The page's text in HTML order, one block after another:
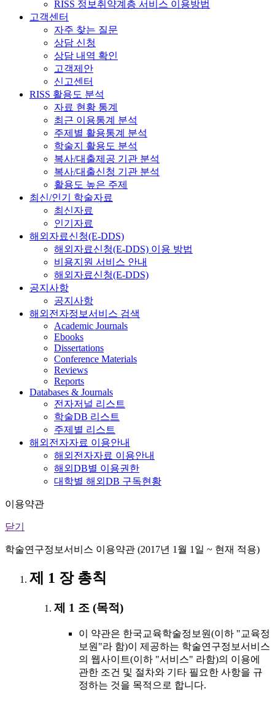
RISS 정보취약계층 서비스 이용방법
고객센터
자주 찾는 질문
상담 신청
상담 내역 확인
고객제안
신고센터
RISS 활용도 분석
자료 현황 통계
최근 이용통계 분석
주제별 활용통계 분석
학술지 활용도 분석
복사/대출제공 기관 분석
복사/대출신청 기관 분석
활용도 높은 주제
최신/인기 학술자료
최신자료
인기자료
해외자료신청(E-DDS)
해외자료신청(E-DDS) 이용 방법
비용지원 서비스 안내
해외자료신청(E-DDS)
공지사항
공지사항
해외전자정보서비스 검색
Academic Journals
Ebooks
Dissertations
Conference Materials
Reviews
Reports
Databases & Journals
전자저널 리스트
학술DB 리스트
주제별 리스트
해외전자자료 이용안내
해외전자자료 이용안내
해외DB별 이용권한
대학별 해외DB 구독현황
이용약관
닫기
학술연구정보서비스 이용약관 (2017년 1월 1일 ~ 현재 적용)
제 1 장 총칙
제 1 조 (목적)
이 약관은 한국교육학술정보원(이하 "교육정
보원"라 함)이 제공하는 학술연구정보서비스
의 웹사이트(이하 "서비스" 라함)의 이용에
관한 조건 및 절차와 기타 필요한 사항을 규
정하는 것을 목적으로 합니다.